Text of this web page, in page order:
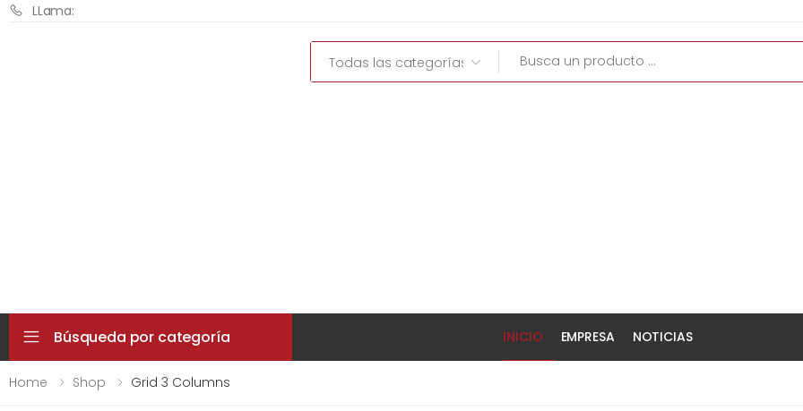
LLama:
Search
Búsqueda por categoría INICIO EMPRESA NOTICIAS
Home Shop Grid 3 Columns